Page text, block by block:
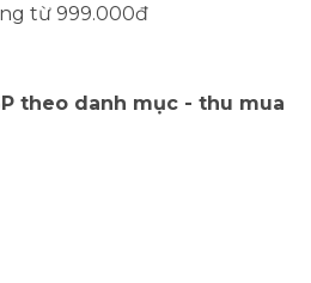
từ 999.000đ
theo danh mục - thu mua